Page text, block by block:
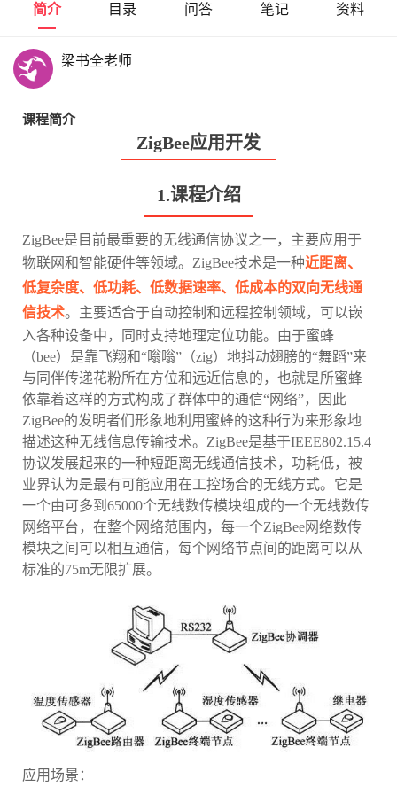
简介 目录 问答 笔记 资料
梁书全老师
课程简介
ZigBee应用开发
1.课程介绍
ZigBee是目前最重要的无线通信协议之一，主要应用于
物联网和智能硬件等领域。ZigBee技术是一种近距离、
低复杂度、低功耗、低数据速率、低成本的双向无线通
信技术。主要适合于自动控制和远程控制领域，可以嵌
入各种设备中，同时支持地理定位功能。由于蜜蜂
（bee）是靠飞翔和“嗡嗡”（zig）地抖动翅膀的“舞蹈”来
与同伴传递花粉所在方位和远近信息的，也就是所蜜蜂
依靠着这样的方式构成了群体中的通信“网络”，因此
ZigBee的发明者们形象地利用蜜蜂的这种行为来形象地
描述这种无线信息传输技术。ZigBee是基于IEEE802.15.4
协议发展起来的一种短距离无线通信技术，功耗低，被
业界认为是最有可能应用在工控场合的无线方式。它是
一个由可多到65000个无线数传模块组成的一个无线数传
网络平台，在整个网络范围内，每一个ZigBee网络数传
模块之间可以相互通信，每个网络节点间的距离可以从
标准的75m无限扩展。
应用场景：